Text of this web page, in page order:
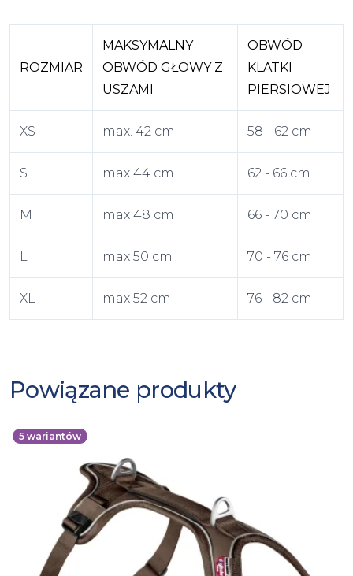
ROZMIAR
MAKSYMALNY
OBWÓD GŁOWY Z
USZAMI
OBWÓD
KLATKI
PIERSIOWEJ
XS max. 42 cm 58 - 62 cm
S max 44 cm 62 - 66 cm
M max 48 cm 66 - 70 cm
L max 50 cm 70 - 76 cm
XL max 52 cm 76 - 82 cm
Powiązane produkty
5 wariantów